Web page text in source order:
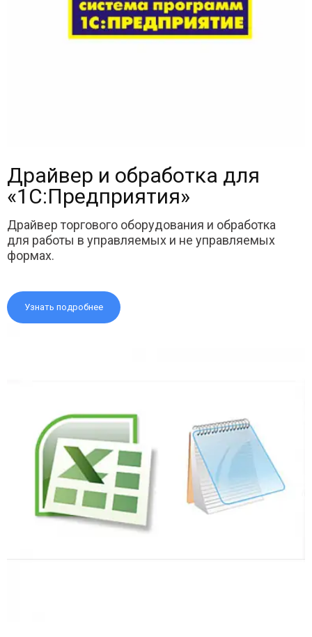
Драйвер и обработка для
«1С:Предприятия»
Драйвер торгового оборудования и обработка
для работы в управляемых и не управляемых
формах.
Узнать подробнее